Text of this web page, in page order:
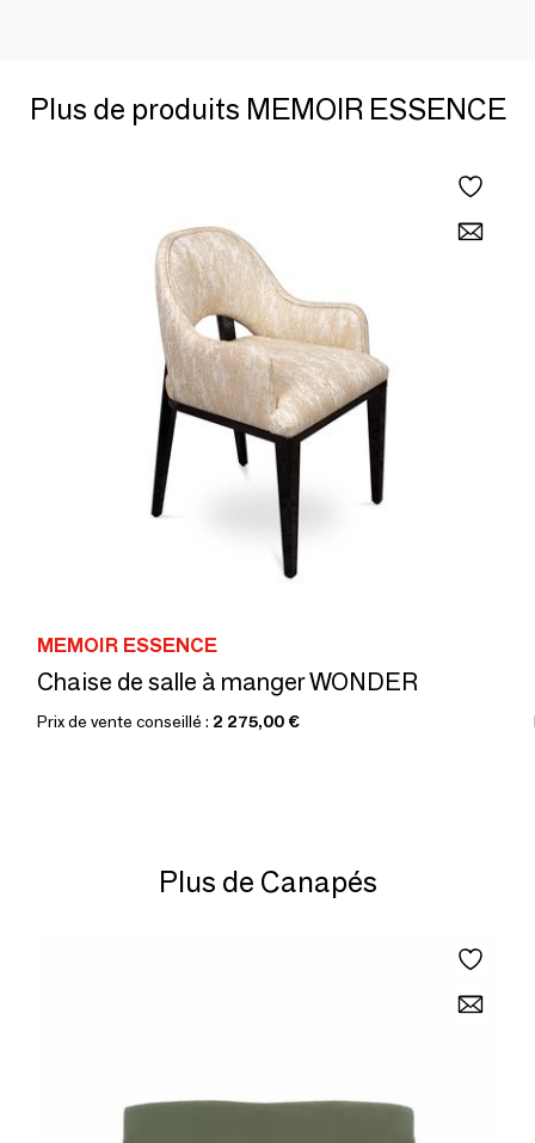
Plus de produits MEMOIR ESSENCE
MEMOIR ESSENCE
Chaise de salle à manger WONDER
Prix de vente conseillé : 2 275,00 €
Plus de Canapés